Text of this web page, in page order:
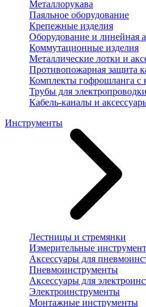
Металлорукава
Паяльное оборудование
Крепежные изделия
Оборудование и линейная
Коммутационные изделия
Металлические лотки и
Противопожарная защита
Комплекты гофрошланга с
Трубы для
Кабель-каналы и
Инструменты
Лестницы и стремянки
Измерительные
Аксессуары для
Пневмоинструменты
Аксессуары для
Электроинструменты
Монтажные инструменты